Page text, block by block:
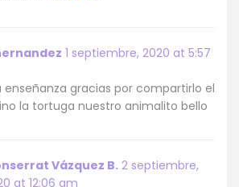
1 septiembre, 2020 at 5:57
enseñanza gracias por compartirlo el
la tortuga nuestro animalito bello
Vázquez B.2 septiembre,
at 12:06 am